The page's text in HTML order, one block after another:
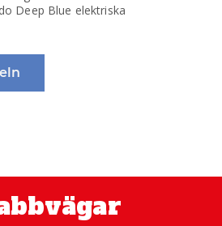
Deep Blue elektriska